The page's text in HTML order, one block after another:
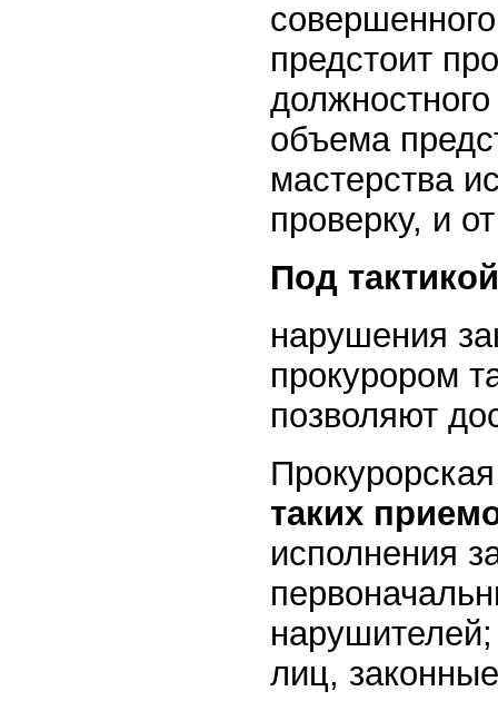
предстоит
объема
мастерства
проверку, и
Под
нарушения
прокурором
позволяют
таких
исполнения
лиц,